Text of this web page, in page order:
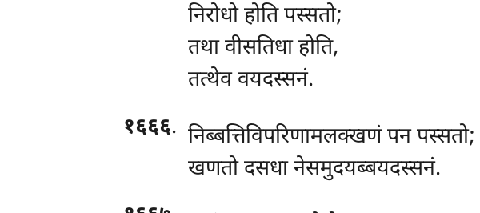
निरोधो होति पस्सतो;
तथा वीसतिधा होति,
तत्थेव वयदस्सनं.
१६६६. निब्बत्तिविपरिणामलक्खणं पन पस्सतो;
खणतो दसधा नेसमुदयब्बयदस्सनं.